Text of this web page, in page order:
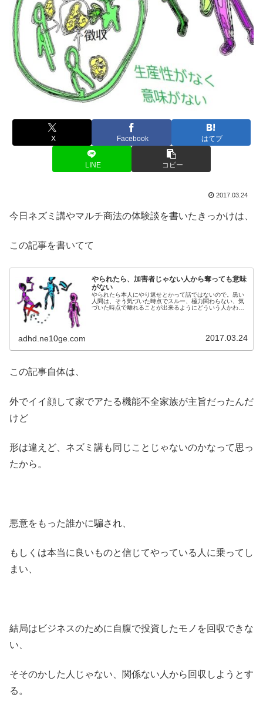
X Facebook はてブ
LINE コピー
2017.03.24
今日ネズミ講やマルチ商法の体験談を書いたきっかけは、
この記事を書いてて
やられたら、加害者じゃない人から奪っても意味
がない
やられたら本人にやり返せとかって話ではないので。黒い
人間は、そう気づいた時点でスルー、極力関わらない、気
づいた時点で離れることが出来るようにどういう人かわか
adhd.ne10ge.com 2017.03.24
この記事自体は、
外でイイ顔して家でアたる機能不全家族が主旨だったんだ
けど
形は違えど、ネズミ講も同じことじゃないのかなって思っ
たから。
悪意をもった誰かに騙され、
もしくは本当に良いものと信じてやっている人に乗ってし
まい、
結局はビジネスのために自腹で投資したモノを回収できな
い、
そそのかした人じゃない、関係ない人から回収しようとす
る。